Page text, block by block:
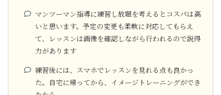
マンツーマン指導に練習し放題を考えるとコスパは高
いと思います。予定の変更も柔軟に対応してもらえ
て、レッスンは画像を確認しながら行われるので説得
力があります
練習後には、スマホでレッスンを見れる点も良かっ
た。自宅に帰ってから、イメージトレーニングができ